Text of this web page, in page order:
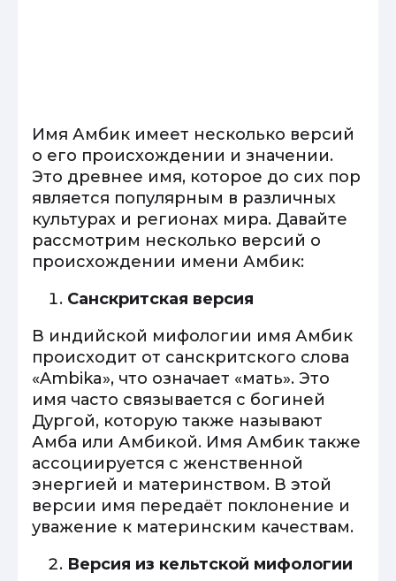
Имя Амбик имеет несколько версий
о его происхождении и значении.
Это древнее имя, которое до сих пор
является популярным в различных
культурах и регионах мира. Давайте
рассмотрим несколько версий о
происхождении имени Амбик:
Санскритская версия
В индийской мифологии имя Амбик
происходит от санскритского слова
«Ambika», что означает «мать». Это
имя часто связывается с богиней
Дургой, которую также называют
Амба или Амбикой. Имя Амбик также
ассоциируется с женственной
энергией и материнством. В этой
версии имя передаёт поклонение и
уважение к материнским качествам.
Версия из кельтской мифологии